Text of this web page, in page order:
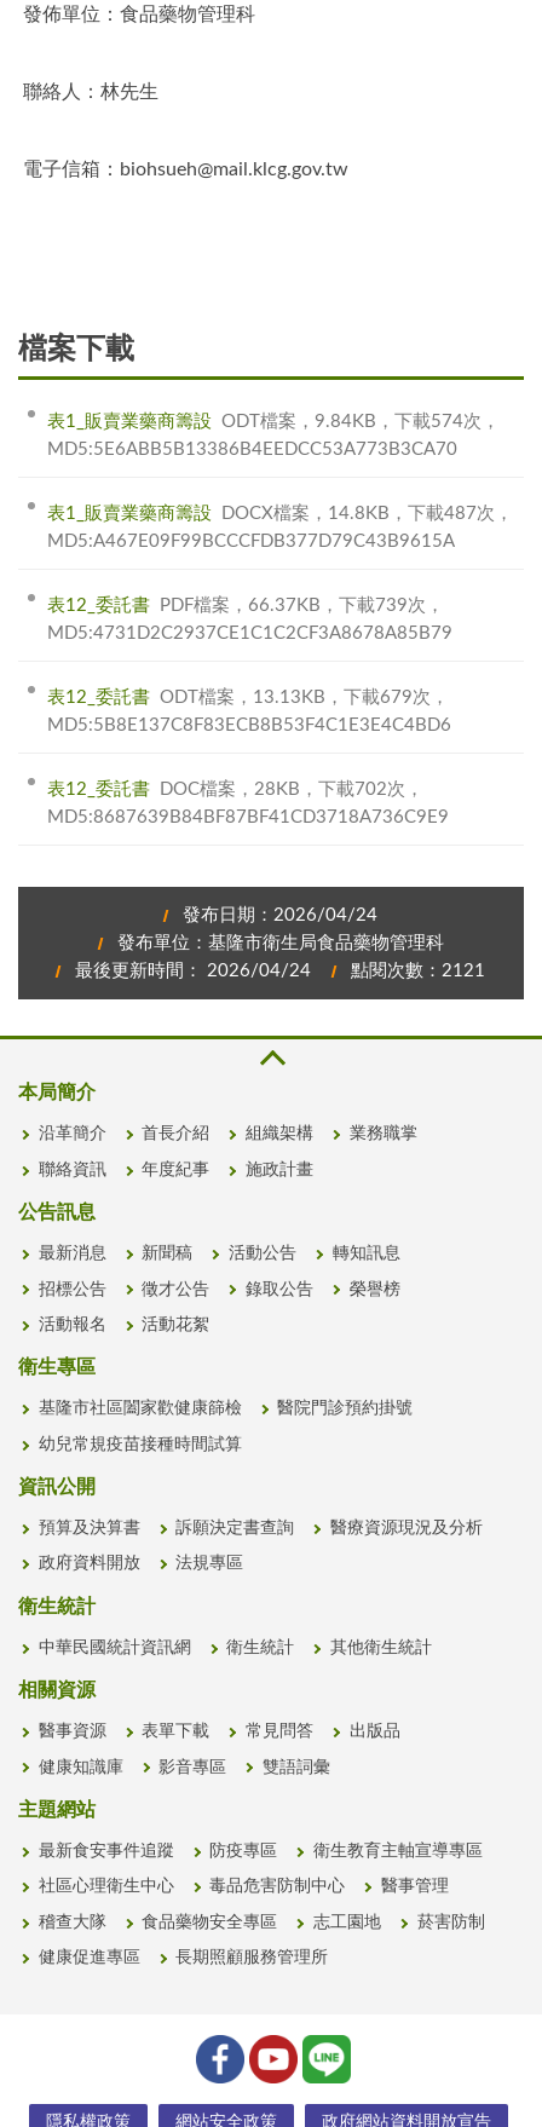
發佈單位：食品藥物管理科
聯絡人：林先生
電子信箱：biohsueh@mail.klcg.gov.tw
檔案下載
表1_販賣業藥商籌設 ODT檔案，9.84KB，下載574次，
MD5:5E6ABB5B13386B4EEDCC53A773B3CA70
表1_販賣業藥商籌設
DOCX檔案，14.8KB，下載487次，
MD5:A467E09F99BCCCFDB377D79C43B9615A
表12_委託書
PDF檔案，66.37KB，下載739次，
MD5:4731D2C2937CE1C1C2CF3A8678A85B79
表12_委託書 ODT檔案，13.13KB，下載679次，
MD5:5B8E137C8F83ECB8B53F4C1E3E4C4BD6
表12_委託書
DOC檔案，28KB，下載702次，
MD5:8687639B84BF87BF41CD3718A736C9E9
發布日期：2026/04/24
發布單位：基隆市衛生局食品藥物管理科
最後更新時間： 2026/04/24
點閱次數：2121
本局簡介
沿革簡介 首長介紹 組織架構 業務職掌
聯絡資訊 年度紀事 施政計畫
公告訊息
最新消息 新聞稿 活動公告 轉知訊息
招標公告 徵才公告 錄取公告 榮譽榜
活動報名 活動花絮
衛生專區
基隆市社區闔家歡健康篩檢 醫院門診預約掛號
幼兒常規疫苗接種時間試算
資訊公開
預算及決算書 訴願決定書查詢 醫療資源現況及分析
政府資料開放 法規專區
衛生統計
中華民國統計資訊網 衛生統計 其他衛生統計
相關資源
醫事資源 表單下載 常見問答 出版品
健康知識庫 影音專區 雙語詞彙
主題網站
最新食安事件追蹤 防疫專區 衛生教育主軸宣導專區
社區心理衛生中心 毒品危害防制中心 醫事管理
稽查大隊 食品藥物安全專區 志工園地 菸害防制
健康促進專區 長期照顧服務管理所
隱私權政策 網站安全政策 政府網站資料開放宣告